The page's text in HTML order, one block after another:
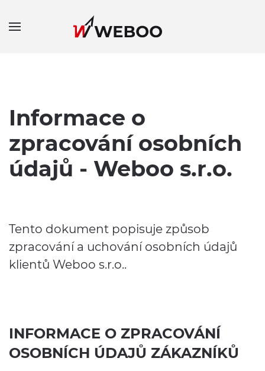
Informace o
zpracování osobních
údajů - Weboo s.r.o.
Tento dokument popisuje způsob
zpracování a uchování osobních údajů
klientů Weboo s.r.o..
INFORMACE O ZPRACOVÁNÍ
OSOBNÍCH ÚDAJŮ ZÁKAZNÍKŮ